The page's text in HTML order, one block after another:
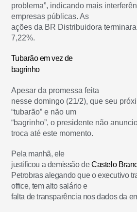
problema”, indicando mais
empresas públicas. As
ações da BR Distribuidora
7,22%.
Tubarão em vez de
bagrinho
Apesar da promessa feita
nesse domingo (21/2), que seu
“tubarão” e não um
“bagrinho”, o presidente não
troca até este momento.
Pela manhã, ele
justificou a demissão deCastelo
Petrobras alegando que o executivo
office, tem alto salário e
falta de transparência nos dados da